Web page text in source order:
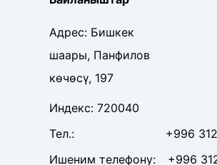
Адрес: Бишкек
шаары, Панфилов
көчөсү, 197
Индекс: 720040
Тел.:
+996
Ишеним телефону:
+996